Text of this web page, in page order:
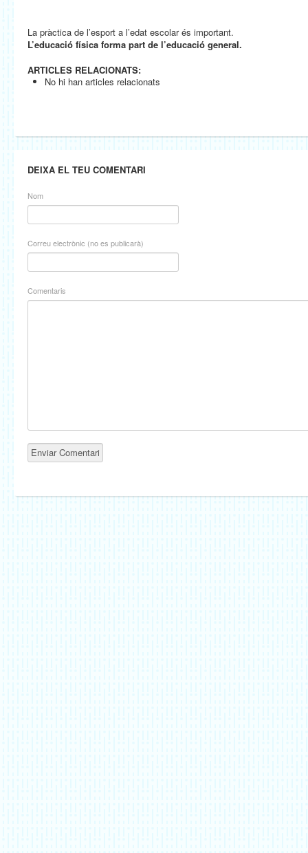
La pràctica de l’esport a l’edat escolar és important.
L’educació física forma part de l’educació general.
ARTICLES RELACIONATS:
No hi han articles relacionats
DEIXA EL TEU COMENTARI
Nom
Correu electrònic (no es publicarà)
Comentaris